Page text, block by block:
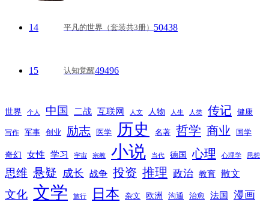
14 平凡的世界（套装共3册） 50438
15 认知觉醒49496
世界 个人 中国 二战 互联网 人文 人物 人生 人类 传记 健康
写作 军事 创业 励志 医学 历史 名著 哲学 商业 国学
奇幻 女性 学习 宇宙 宗教 小说 当代 德国 心理 心理学 思想
思维 悬疑 成长 战争 投资 推理 政治 教育 散文
文化 文学 旅行 日本 杂文 欧洲 沟通 治愈 法国 漫画